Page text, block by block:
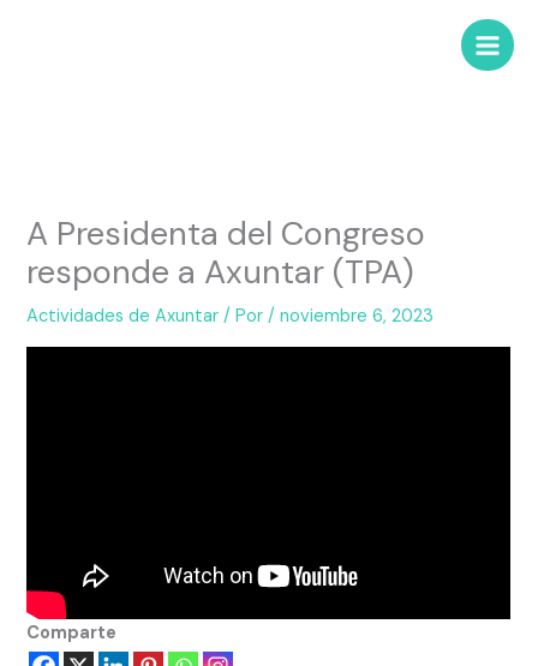
A Presidenta del Congreso
responde a Axuntar (TPA)
Actividades de Axuntar / Por/noviembre 6, 2023
Comparte